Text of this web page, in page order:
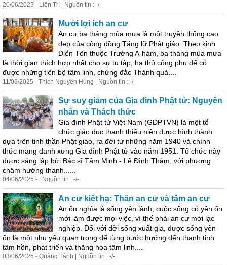
20/06/2025 - Liên Trí | Nguồn tin : -/-
Mười lợi ích an cư
An cư ba tháng mùa mưa là một truyền thống cao
đẹp của cộng đồng Tăng lữ Phật giáo. Theo kinh
Điển Tôn thuộc Trường A-hàm, ba tháng mùa mưa
là thời gian thích hợp nhất cho sự tu tập, hạ thủ công phu để có
được những tiến bộ tâm linh, chứng đắc Thánh quả....
11/06/2025 - Thích Nguyên Hùng | Nguồn tin : -/-
Sự suy giảm của Gia đình Phật tử: Nguyên
nhân và Thách thức
Gia đình Phật tử Việt Nam (GĐPTVN) là một tổ
chức giáo dục thanh thiếu niên được hình thành
dựa trên tinh thần Phật giáo, ra đời từ những năm 1940 và chính
thức mang danh xưng Gia đình Phật tử vào năm 1951. Tổ chức này
được sáng lập bởi Bác sĩ Tâm Minh - Lê Đình Thám, với phương
châm hướng thanh......
04/06/2025 - | Nguồn tin : -/-
An cư kiết hạ: Thân an cư và tâm an cư
An ổn nghĩa là sống yên lành, cuộc sống có yên ổn
mới làm được mọi việc, vì thế phải an cư mới lạc
nghiệp. Đối với đời sống xuất gia, được sống yên
ổn là một nhu yếu quan trọng để từng bước hướng đến thanh tịnh
tâm hồn, phát triển và thăng hoa tâm linh....
03/06/2025 - Quảng Tánh | Nguồn tin : -/-